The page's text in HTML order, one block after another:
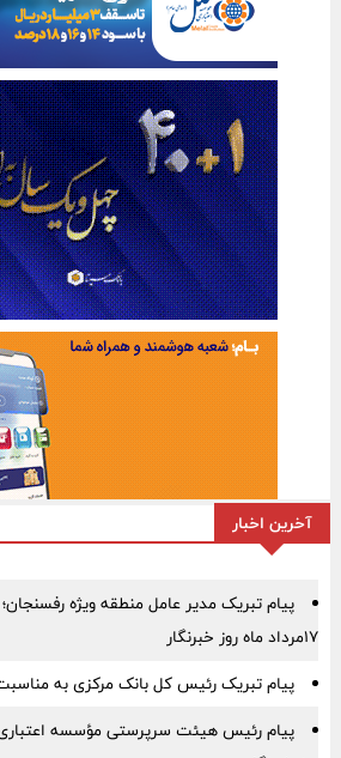
آخرین اخبار
پیام تبریک مدیر عامل منطقه ویژه
۱۷مرداد ماه روز خبرنگار
پیام تبریک رئیس کل بانک مرکزی به
پیام رئیس هیئت سرپرستی مؤسسه